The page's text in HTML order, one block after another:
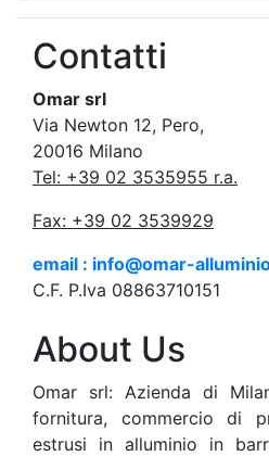
Contatti
Omar srl
Via Newton 12, Pero,
20016 Milano
Tel: +39 02 3535955 r.a.
Fax: +39 02 3539929
email : info@omar-
C.F. P.Iva 08863710151
About Us
Omar srl: Azienda di
fornitura, commercio di
estrusi in alluminio in